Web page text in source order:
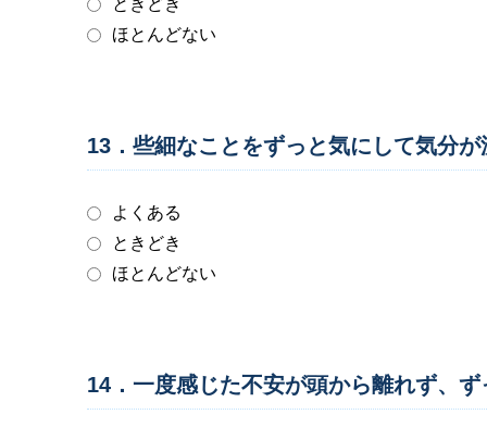
ときどき
ほとんどない
13．些細なことをずっと気にして気分
よくある
ときどき
ほとんどない
14．一度感じた不安が頭から離れず、